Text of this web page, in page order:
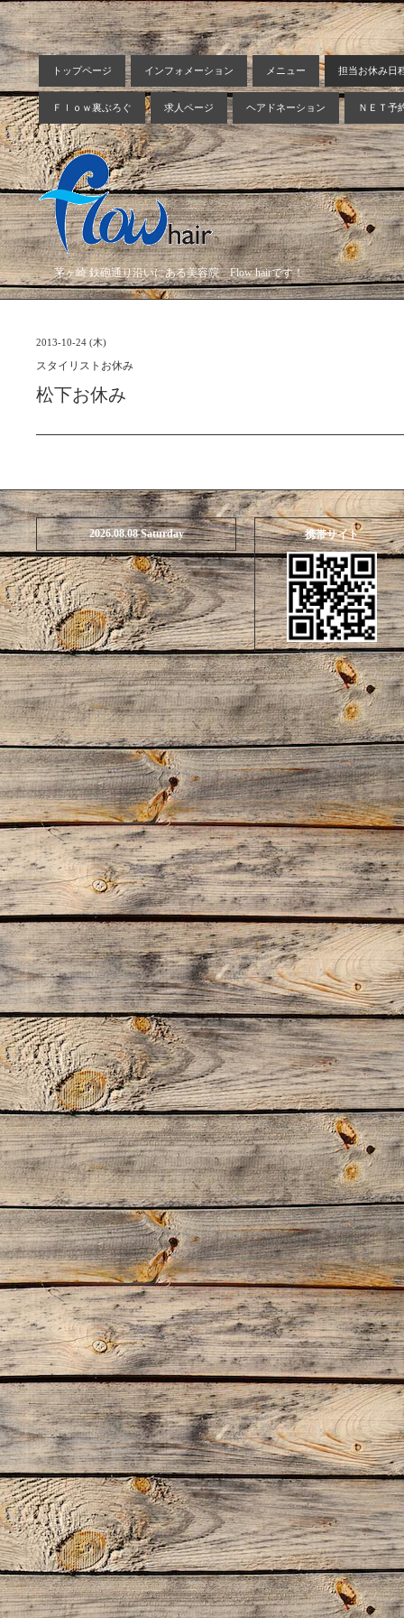
トップページ インフォメーション メニュー 担当お休み日
Ｆｌｏｗ裏ぶろぐ 求人ページ ヘアドネーション ＮＥＴ予
茅ヶ崎 鉄砲通り沿いにある美容院 Flow hairです！
2013-10-24 (木)
スタイリストお休み
松下お休み
2026.08.08 Saturday 携帯サイト